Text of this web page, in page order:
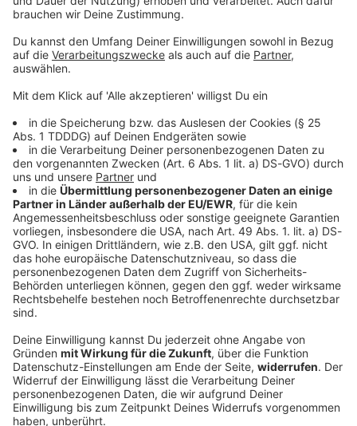
© dpa-infocom, dpa:260510-930-61734/1
DAS KÖNNTE DICH AUCH INTERESSIEREN
Stars
Bisher lief das «HeidiFest» bei ProSieben, jetzt zieht
Heidi Klum mit ihrer Show zu RTL um. Was hinter dem
Senderwechsel steckt.